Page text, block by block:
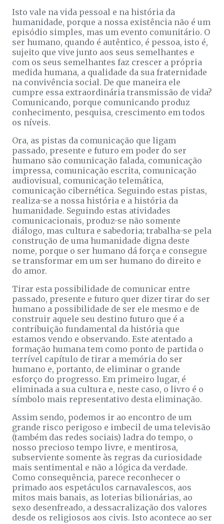
Isto vale na vida pessoal e na história da
humanidade, porque a nossa existência não é um
episódio simples, mas um evento comunitário. O
ser humano, quando é autêntico, é pessoa, isto é,
sujeito que vive junto aos seus semelhantes e
com os seus semelhantes faz crescer a própria
medida humana, a qualidade da sua fraternidade
na convivência social. De que maneira ele
cumpre essa extraordinária transmissão de vida?
Comunicando, porque comunicando produz
conhecimento, pesquisa, crescimento em todos
os níveis.
Ora, as pistas da comunicação que ligam
passado, presente e futuro em poder do ser
humano são comunicação falada, comunicação
impressa, comunicação escrita, comunicação
audiovisual, comunicação telemática,
comunicação cibernética. Seguindo estas pistas,
realiza-se a nossa história e a história da
humanidade. Seguindo estas atividades
comunicacionais, produz-se não somente
diálogo, mas cultura e sabedoria; trabalha-se pela
construção de uma humanidade digna deste
nome, porque o ser humano dá força e consegue
se transformar em um ser humano do direito e
do amor.
Tirar esta possibilidade de comunicar entre
passado, presente e futuro quer dizer tirar do ser
humano a possibilidade de ser ele mesmo e de
construir aquele seu destino futuro que é a
contribuição fundamental da história que
estamos vendo e observando. Este atentado a
formação humana tem como ponto de partida o
terrível capítulo de tirar a memória do ser
humano e, portanto, de eliminar o grande
esforço do progresso. Em primeiro lugar, é
eliminada a sua cultura e, neste caso, o livro é o
símbolo mais representativo desta eliminação.
Assim sendo, podemos ir ao encontro de um
grande risco perigoso e imbecil de uma televisão
(também das redes sociais) ladra do tempo, o
nosso precioso tempo livre, e mentirosa,
subserviente somente às regras da curiosidade
mais sentimental e não a lógica da verdade.
Como consequência, parece reconhecer o
primado aos espetáculos carnavalescos, aos
mitos mais banais, as loterias bilionárias, ao
sexo desenfreado, a dessacralização dos valores
desde os religiosos aos civis. Isto acontece ao ser